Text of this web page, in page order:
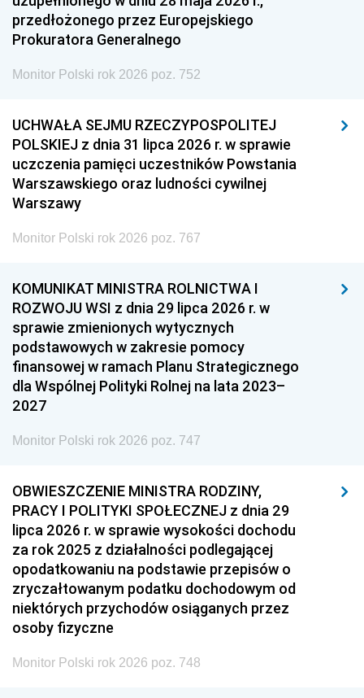
przedłożonego przez Europejskiego
Prokuratora Generalnego
Monitor Polski rok 2026 poz. 752
UCHWAŁA SEJMU RZECZYPOSPOLITEJ
POLSKIEJ z dnia 31 lipca 2026 r. w sprawie
uczczenia pamięci uczestników Powstania
Warszawskiego oraz ludności cywilnej
Warszawy
Monitor Polski rok 2026 poz. 767
KOMUNIKAT MINISTRA ROLNICTWA I
ROZWOJU WSI z dnia 29 lipca 2026 r. w
sprawie zmienionych wytycznych
podstawowych w zakresie pomocy
finansowej w ramach Planu Strategicznego
dla Wspólnej Polityki Rolnej na lata 2023–
2027
Monitor Polski rok 2026 poz. 747
OBWIESZCZENIE MINISTRA RODZINY,
PRACY I POLITYKI SPOŁECZNEJ z dnia 29
lipca 2026 r. w sprawie wysokości dochodu
za rok 2025 z działalności podlegającej
opodatkowaniu na podstawie przepisów o
zryczałtowanym podatku dochodowym od
niektórych przychodów osiąganych przez
osoby fizyczne
Monitor Polski rok 2026 poz. 748